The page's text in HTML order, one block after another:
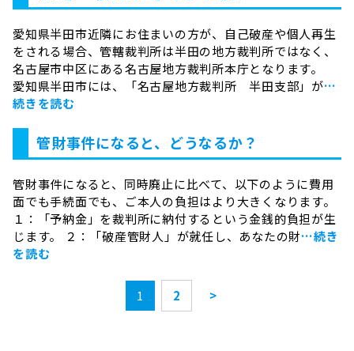
愛知県半田市近隣にお住まいの方が、自己破産や個人再生
をされる場合、管轄裁判所は半田の地方裁判所ではなく、
名古屋市中区にある名古屋地方裁判所本庁となります。
愛知県半田市には、「名古屋地方裁判所 半田支部」が…
続きを読む
管財事件になると、どうなるか？
管財事件になると、同時廃止に比べて、以下のように費用
面でも手続面でも、ご本人の負担はより大きくなります。
１：「予納金」を裁判所に納付するという金銭的負担が生
じます。 ２：「破産管財人」が就任し、あなたの財…続き
を読む
1 2 >